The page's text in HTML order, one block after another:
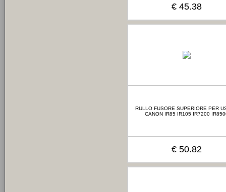
€ 45.38
RULLO FUSORE SUPERIORE PER
CANON IR85 IR105 IR7200
€ 50.82